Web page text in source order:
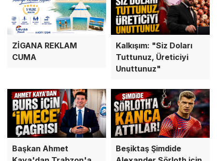
ZİGANA REKLAM
CUMA
Kalkışım: "Siz Doları
Tuttunuz, Üreticiyi
Unuttunuz"
Başkan Ahmet
Beşiktaş Şimdide